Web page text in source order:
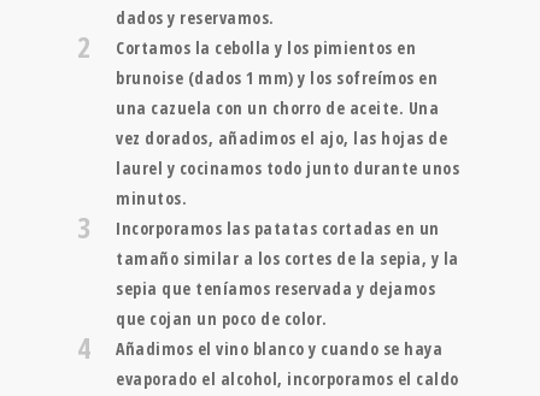
dados y reservamos.
2
Cortamos la cebolla y los pimientos en
brunoise (dados 1 mm) y los sofreímos en
una cazuela con un chorro de aceite. Una
vez dorados, añadimos el ajo, las hojas de
laurel y cocinamos todo junto durante unos
minutos.
3
Incorporamos las patatas cortadas en un
tamaño similar a los cortes de la sepia, y la
sepia que teníamos reservada y dejamos
que cojan un poco de color.
4
Añadimos el vino blanco y cuando se haya
evaporado el alcohol, incorporamos el caldo